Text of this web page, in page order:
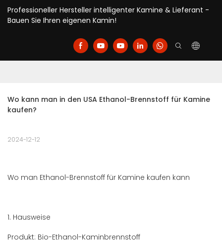
Professioneller Hersteller intelligenter Kamine & Lieferant -
Bauen Sie Ihren eigenen Kamin!
Wo kann man in den USA Ethanol-Brennstoff für Kamine
kaufen?
2024-12-12
Wo man Ethanol-Brennstoff für Kamine kaufen kann
1. Hausweise
Produkt: Bio-Ethanol-Kaminbrennstoff